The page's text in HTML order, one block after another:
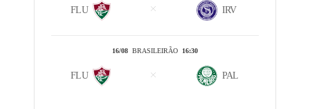
FLU IRV
16/08BRASILEIRÃO 16:30
FLU PAL